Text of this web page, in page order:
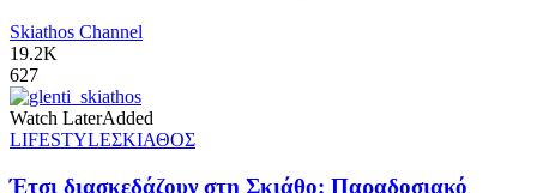
Skiathos Channel
19.2K
627
Watch LaterAdded
LIFESTYLEΣΚΙΑΘΟΣ
Έτσι διασκεδάζουν στη Σκιάθο: Παραδοσιακό